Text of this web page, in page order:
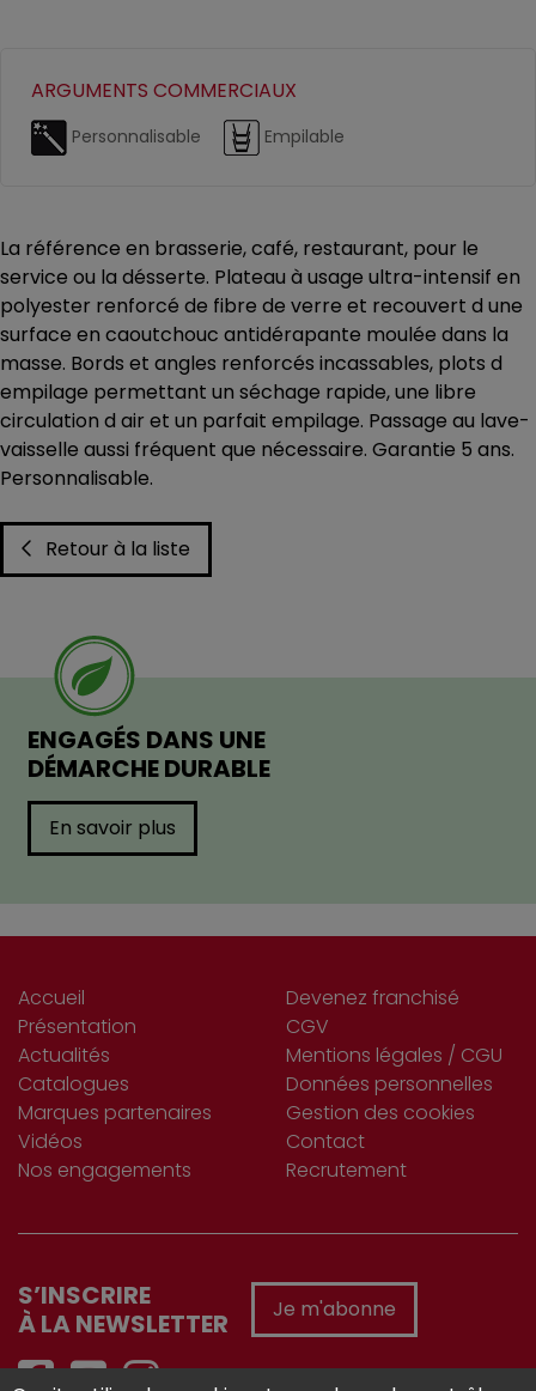
ARGUMENTS COMMERCIAUX
Personnalisable Empilable
La référence en brasserie, café, restaurant, pour le
service ou la désserte. Plateau à usage ultra-intensif en
polyester renforcé de fibre de verre et recouvert d une
surface en caoutchouc antidérapante moulée dans la
masse. Bords et angles renforcés incassables, plots d
empilage permettant un séchage rapide, une libre
circulation d air et un parfait empilage. Passage au lave-
vaisselle aussi fréquent que nécessaire. Garantie 5 ans.
Personnalisable.
Retour à la liste
ENGAGÉS DANS UNE
DÉMARCHE DURABLE
En savoir plus
Accueil
Présentation
Actualités
Catalogues
Marques partenaires
Vidéos
Nos engagements
Devenez franchisé
CGV
Mentions légales / CGU
Données personnelles
Gestion des cookies
Contact
Recrutement
S’INSCRIRE
À LA NEWSLETTER
Je m'abonne